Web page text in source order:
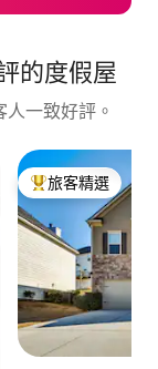
的度假屋
一致好評。
旅客精選榜首
旅客精選